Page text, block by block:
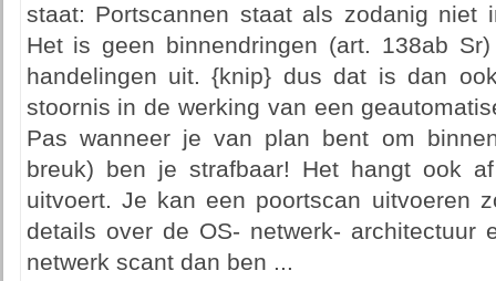
staat: Portscannen staat als zodanig niet
Het is geen binnendringen (art. 138ab
handelingen uit. {knip} dus dat is dan
stoornis in de werking van een
Pas wanneer je van plan bent om
breuk) ben je strafbaar! Het hangt ook
uitvoert. Je kan een poortscan uitvoeren
details over de OS- netwerk- architectuur
netwerk scant dan ben ...